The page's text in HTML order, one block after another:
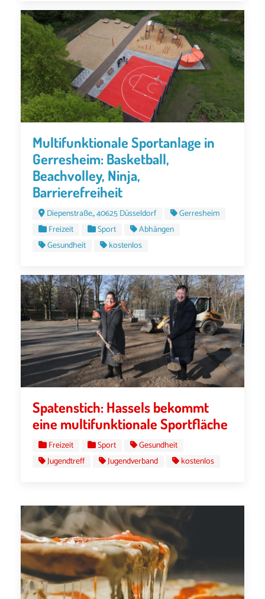
Multifunktionale Sportanlage in
Gerresheim: Basketball,
Beachvolley, Ninja,
Barrierefreiheit
Diepenstraße,, 40625 Düsseldorf
Gerresheim
Freizeit
Sport
Abhängen
Gesundheit
kostenlos
Spatenstich: Hassels bekommt
eine multifunktionale Sportfläche
Freizeit Sport
Gesundheit
Jugendtreff
Jugendverband kostenlos